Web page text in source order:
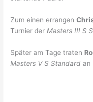
Zum einen errangen
Turnier derMasters III S
Später am Tage traten
Masters V S Standard an